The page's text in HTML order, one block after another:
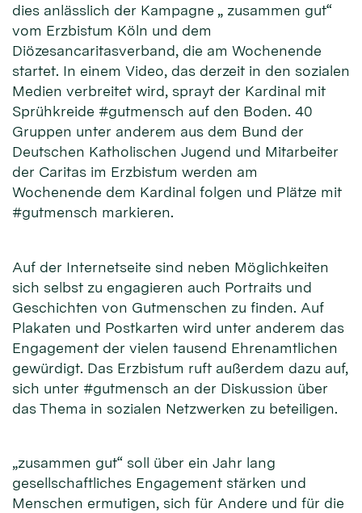
dies anlässlich der Kampagne „ zusammen gut“
vom Erzbistum Köln und dem
Diözesancaritasverband, die am Wochenende
startet. In einem Video, das derzeit in den sozialen
Medien verbreitet wird, sprayt der Kardinal mit
Sprühkreide #gutmensch auf den Boden. 40
Gruppen unter anderem aus dem Bund der
Deutschen Katholischen Jugend und Mitarbeiter
der Caritas im Erzbistum werden am
Wochenende dem Kardinal folgen und Plätze mit
#gutmensch markieren.
Auf der Internetseite sind neben Möglichkeiten
sich selbst zu engagieren auch Portraits und
Geschichten von Gutmenschen zu finden. Auf
Plakaten und Postkarten wird unter anderem das
Engagement der vielen tausend Ehrenamtlichen
gewürdigt. Das Erzbistum ruft außerdem dazu auf,
sich unter #gutmensch an der Diskussion über
das Thema in sozialen Netzwerken zu beteiligen.
„zusammen gut“ soll über ein Jahr lang
gesellschaftliches Engagement stärken und
Menschen ermutigen, sich für Andere und für die